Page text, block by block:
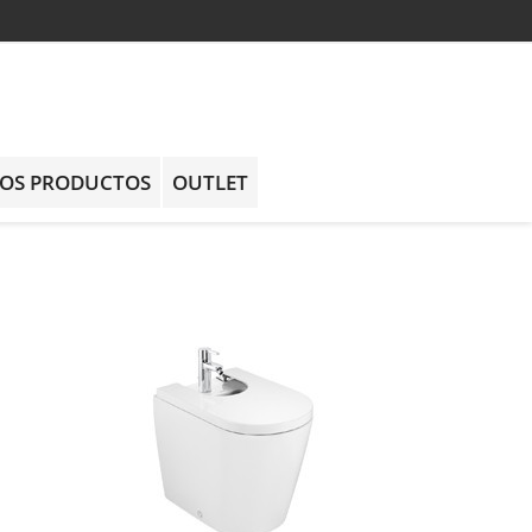
PRODUCTOS OUTLET